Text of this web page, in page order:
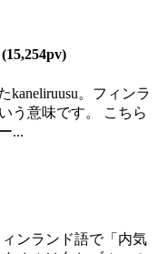
(15,254pv)
kaneliruusu。フィンラ
う意味です。 こちら
...
ンランド語で「内気